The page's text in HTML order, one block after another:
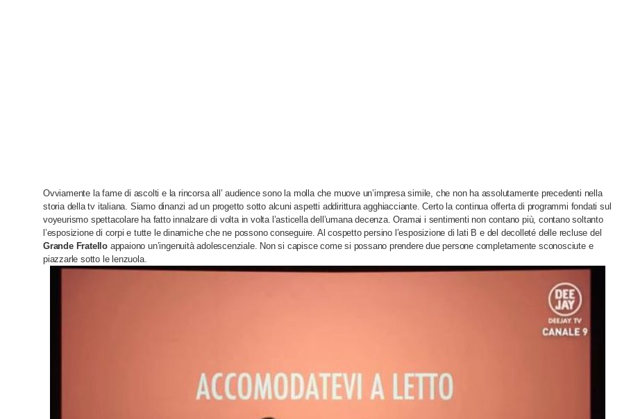
Ovviamente la fame di ascolti e la rincorsa all’ audience sono la molla che muove un’impresa simile, che non ha assolutamente precedenti nella
storia della tv italiana. Siamo dinanzi ad un progetto sotto alcuni aspetti addirittura agghiacciante. Certo la continua offerta di programmi fondati sul
voyeurismo spettacolare ha fatto innalzare di volta in volta l’asticella dell’umana decenza. Oramai i sentimenti non contano più, contano soltanto
l’esposizione di corpi e tutte le dinamiche che ne possono conseguire. Al cospetto persino l’esposizione di lati B e del decolleté delle recluse del
Grande Fratello appaiono un’ingenuità adolescenziale. Non si capisce come si possano prendere due persone completamente sconosciute e
piazzarle sotto le lenzuola.